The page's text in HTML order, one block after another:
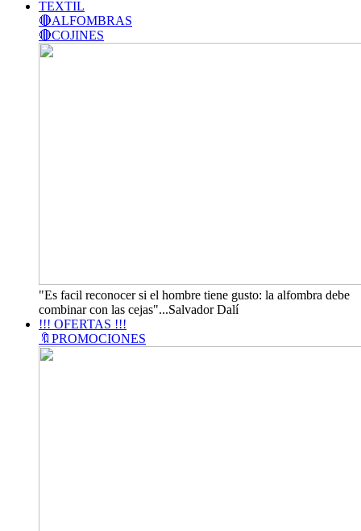
TEXTIL
🔴ALFOMBRAS
🔴COJINES
"Es facil reconocer si el hombre tiene gusto: la alfombra debe
combinar con las cejas"...Salvador Dalí
!!! OFERTAS !!!
🔖PROMOCIONES